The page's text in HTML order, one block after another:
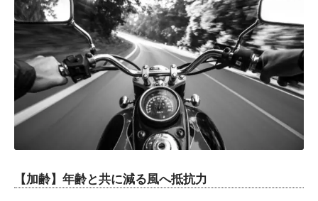
【加齢】年齢と共に減る風へ抵抗力